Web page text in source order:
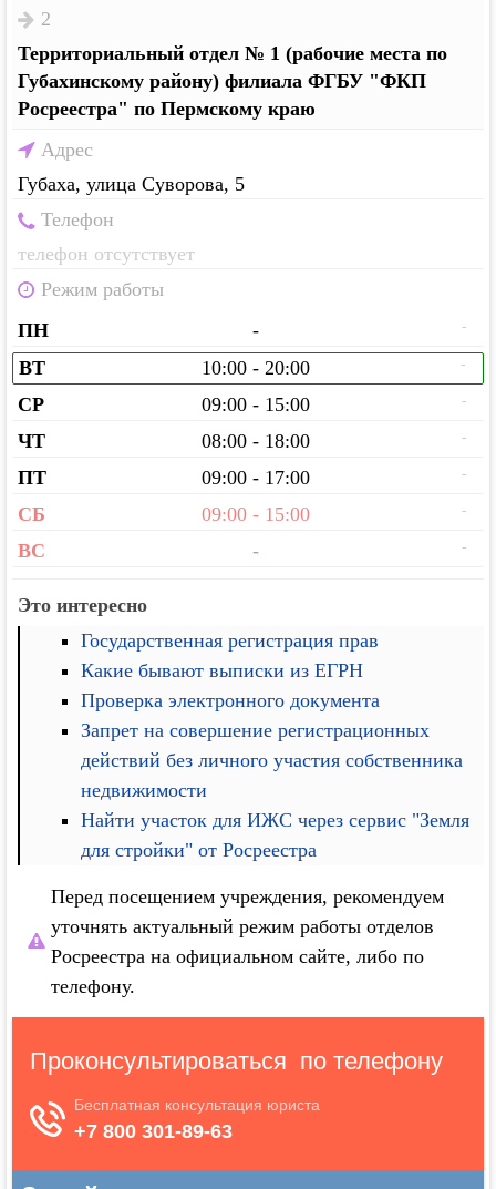
2
Территориальный отдел № 1 (рабочие места по
Губахинскому району) филиала ФГБУ "ФКП
Росреестра" по Пермскому краю
Адрес
Губаха, улица Суворова, 5
Телефон
телефон отсутствует
Режим работы
ПН
- -
ВТ 10:00 - 20:00 -
СР 09:00 - 15:00 -
ЧТ 08:00 - 18:00 -
ПТ 09:00 - 17:00 -
СБ 09:00 - 15:00 -
ВС - -
Это интересно
Государственная регистрация прав
Какие бывают выписки из ЕГРН
Проверка электронного документа
Запрет на совершение регистрационных
действий без личного участия собственника
недвижимости
Найти участок для ИЖС через сервис "Земля
для стройки" от Росреестра
Перед посещением учреждения, рекомендуем
уточнять актуальный режим работы отделов
Росреестра на официальном сайте, либо по
телефону.